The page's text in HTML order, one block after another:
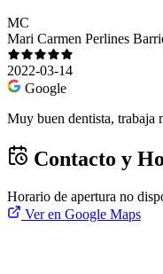
MC
Mari Carmen Perlines
2022-03-14
Google
Muy buen dentista, trabaja
Contacto y
Horario de apertura no
Ver en Google Maps